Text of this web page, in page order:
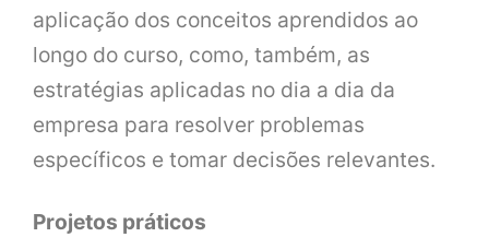
aplicação dos conceitos aprendidos ao
longo do curso, como, também, as
estratégias aplicadas no dia a dia da
empresa para resolver problemas
específicos e tomar decisões relevantes.
Projetos práticos